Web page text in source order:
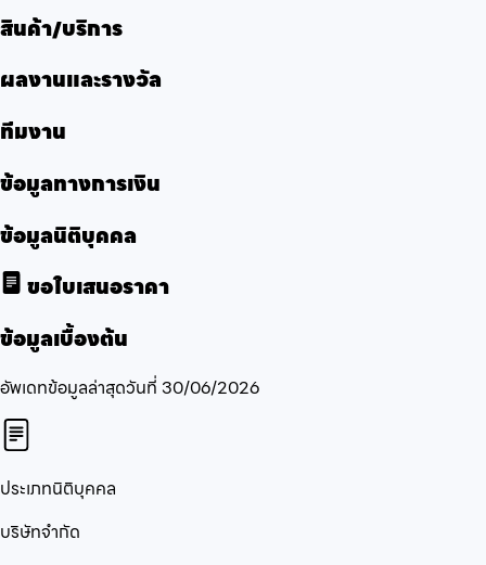
สินค้า/บริการ
ผลงานและรางวัล
ทีมงาน
ข้อมูลทางการเงิน
ข้อมูลนิติบุคคล
ขอใบเสนอราคา
ข้อมูลเบื้องต้น
อัพเดทข้อมูลล่าสุดวันที่ 30/06/2026
ประเภทนิติบุคคล
บริษัทจำกัด